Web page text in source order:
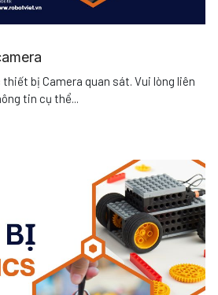
bị Camera quan sát. Vui lòng liên
tin cụ thể...